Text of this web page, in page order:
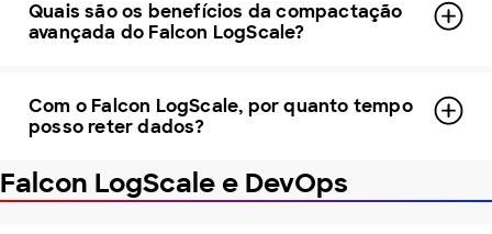
Quais são os benefícios da compactação
avançada do Falcon LogScale?
Com o Falcon LogScale, por quanto tempo
posso reter dados?
Falcon LogScale e DevOps